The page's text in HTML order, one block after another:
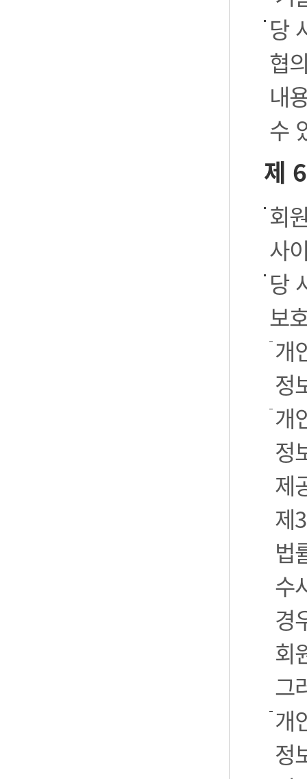
당
협
내
수
제
회
사
당
보
개
정
개
정
제
제
법
수
경
회
그
개
정